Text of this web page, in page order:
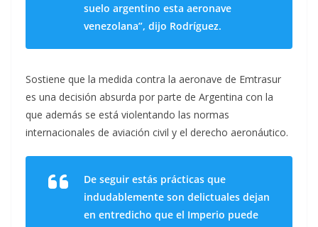
suelo argentino esta aeronave
venezolana”, dijo Rodríguez.
Sostiene que la medida contra la aeronave de Emtrasur
es una decisión absurda por parte de Argentina con la
que además se está violentando las normas
internacionales de aviación civil y el derecho aeronáutico.
De seguir estás prácticas que
indudablemente son delictuales dejan
en entredicho que el Imperio puede